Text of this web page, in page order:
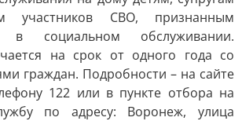
участников СВО, признанным
в социальном обслуживании.
на срок от одного года со
граждан. Подробности – на сайте
122 или в пункте отбора на
по адресу: Воронеж, улица